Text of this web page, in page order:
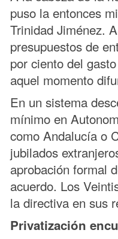
puso la entonces
Trinidad Jiménez.
presupuestos de
por ciento del
aquel momento
En un sistema
mínimo en
como Andalucía o
jubilados
aprobación formal
acuerdo. Los
la directiva en sus
Privatización